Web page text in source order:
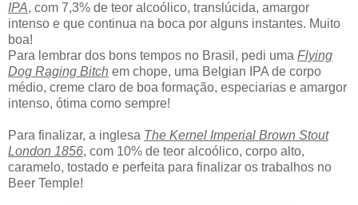
IPA, com 7,3% de teor alcoólico, translúcida, amargor
intenso e que continua na boca por alguns instantes. Muito
boa!
Para lembrar dos bons tempos no Brasil, pedi uma Flying
Dog Raging Bitch em chope, uma Belgian IPA de corpo
médio, creme claro de boa formação, especiarias e amargor
intenso, ótima como sempre!
Para finalizar, a inglesa The Kernel Imperial Brown Stout
London 1856, com 10% de teor alcoólico, corpo alto,
caramelo, tostado e perfeita para finalizar os trabalhos no
Beer Temple!